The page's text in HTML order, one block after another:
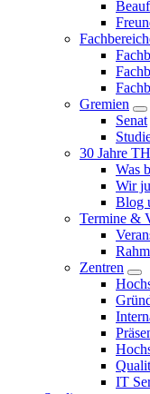
Gremien
Senat
30 Jahre
Was
Wir
Blog
Termine &
Zentren
IT